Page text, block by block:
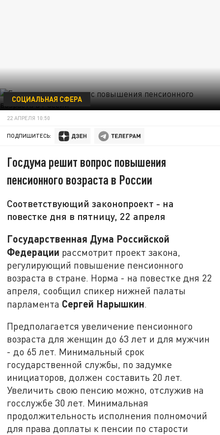
СОЦИАЛЬНАЯ СФЕРА
22 АПРЕЛЯ 10:50
ПОДПИШИТЕСЬ:
Госдума решит вопрос повышения
пенсионного возраста в России
Соответствующий законопроект - на
повестке дня в пятницу, 22 апреля
Государственная Дума Российской
Федерации рассмотрит проект закона,
регулирующий повышение пенсионного
возраста в стране. Норма - на повестке дня 22
апреля, сообщил спикер нижней палаты
парламента Сергей Нарышкин.
Предполагается увеличение пенсионного
возраста для женщин до 63 лет и для мужчин
- до 65 лет. Минимальный срок
государственной службы, по задумке
инициаторов, должен составить 20 лет.
Увеличить свою пенсию можно, отслужив на
госслужбе 30 лет. Минимальная
продолжительность исполнения полномочий
для права доплаты к пенсии по старости